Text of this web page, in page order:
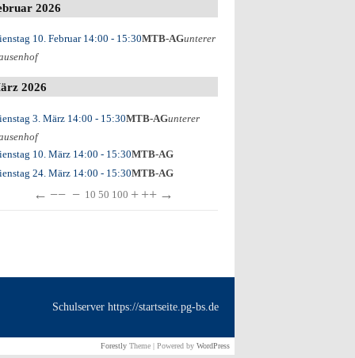
2026
10. Februar14:00 - 15:30MTB-AGunterer
2026
3. März14:00 - 15:30MTB-AGunterer
10. März14:00 - 15:30MTB-AG
24. März14:00 - 15:30MTB-AG
← −− − 10 50 100 + ++ →
Schulserver https://startseite.pg-bs.de
Forestly Theme | Powered by WordPress